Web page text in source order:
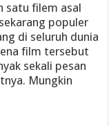
satu filem asal
populer
di seluruh dunia
film tersebut
sekali pesan
Mungkin